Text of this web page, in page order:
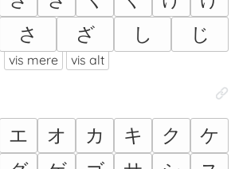
さ ざ し じ
vis mere vis alt
エ オ カ キ ク
ケ